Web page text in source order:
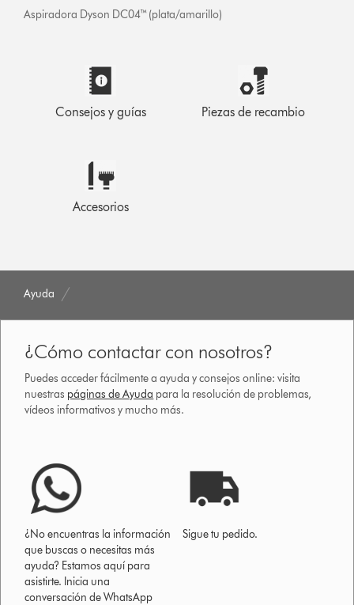
Aspiradora Dyson DC04™ (plata/amarillo)
Consejos y guías Piezas de recambio
Accesorios
Ayuda
¿Cómo contactar con nosotros?
Puedes acceder fácilmente a ayuda y consejos online: visita
nuestras páginas de Ayuda para la resolución de problemas,
vídeos informativos y mucho más.
¿No encuentras la información
que buscas o necesitas más
ayuda? Estamos aquí para
asistirte. Inicia una
conversación de WhatsApp
Sigue tu pedido.